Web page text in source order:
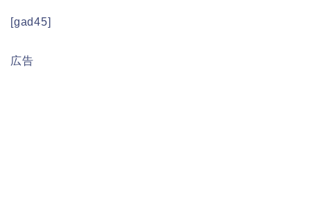
[gad45]
広告